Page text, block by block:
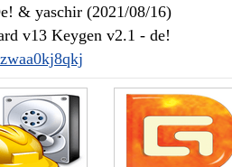
& yaschir (2021/08/16)
v13 Keygen v2.1 - de!